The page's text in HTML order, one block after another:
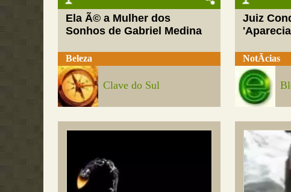
Ela Ã© a Mulher dos
Sonhos de Gabriel Medina
Beleza
Clave do Sul
Juiz
NotÃ­cias